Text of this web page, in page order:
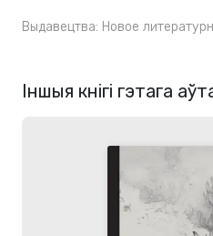
Выдавецтва: Новое
Іншыя кнігі гэтага